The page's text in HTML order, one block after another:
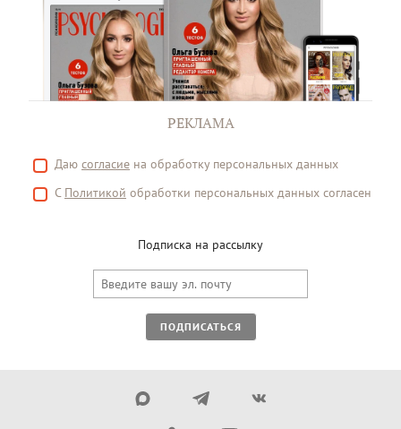
РЕКЛАМА
Даю согласие на обработку персональных данных
С Политикой обработки персональных данных согласен
Подписка на рассылку
ПОДПИСАТЬСЯ